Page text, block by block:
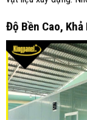
Độ Bền Cao,